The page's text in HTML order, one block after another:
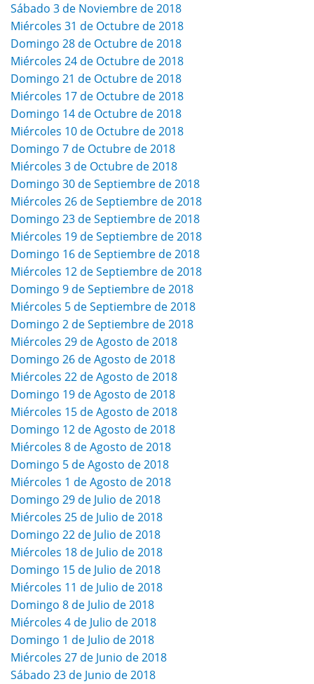
Sábado 3 de Noviembre de 2018
Miércoles 31 de Octubre de 2018
Domingo 28 de Octubre de 2018
Miércoles 24 de Octubre de 2018
Domingo 21 de Octubre de 2018
Miércoles 17 de Octubre de 2018
Domingo 14 de Octubre de 2018
Miércoles 10 de Octubre de 2018
Domingo 7 de Octubre de 2018
Miércoles 3 de Octubre de 2018
Domingo 30 de Septiembre de 2018
Miércoles 26 de Septiembre de 2018
Domingo 23 de Septiembre de 2018
Miércoles 19 de Septiembre de 2018
Domingo 16 de Septiembre de 2018
Miércoles 12 de Septiembre de 2018
Domingo 9 de Septiembre de 2018
Miércoles 5 de Septiembre de 2018
Domingo 2 de Septiembre de 2018
Miércoles 29 de Agosto de 2018
Domingo 26 de Agosto de 2018
Miércoles 22 de Agosto de 2018
Domingo 19 de Agosto de 2018
Miércoles 15 de Agosto de 2018
Domingo 12 de Agosto de 2018
Miércoles 8 de Agosto de 2018
Domingo 5 de Agosto de 2018
Miércoles 1 de Agosto de 2018
Domingo 29 de Julio de 2018
Miércoles 25 de Julio de 2018
Domingo 22 de Julio de 2018
Miércoles 18 de Julio de 2018
Domingo 15 de Julio de 2018
Miércoles 11 de Julio de 2018
Domingo 8 de Julio de 2018
Miércoles 4 de Julio de 2018
Domingo 1 de Julio de 2018
Miércoles 27 de Junio de 2018
Sábado 23 de Junio de 2018